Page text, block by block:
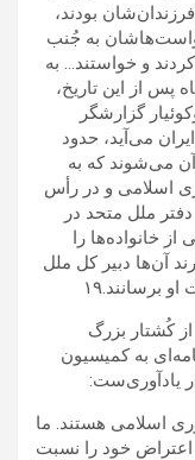
بودند،
به جُنب
و خواستند… به
عمل شود…»۱۸ يك ماه پس از اين تاريخ،
پرز دوكوئيار گزارشگر
مى‌آيد، حدود
مى‌شوند كه به
اسلامى و در رأس‌‌
ملل متحد در
خانواده‌ها را
آن‌ها دبير كل ملل
برسانند.۱۹
حدود ٤ ماه پيش از كُشتار بزرگ
به كميسيون
یاد‌آوری‌ست:
اسلامی هستند. ما
اعتراض خود را نسبت